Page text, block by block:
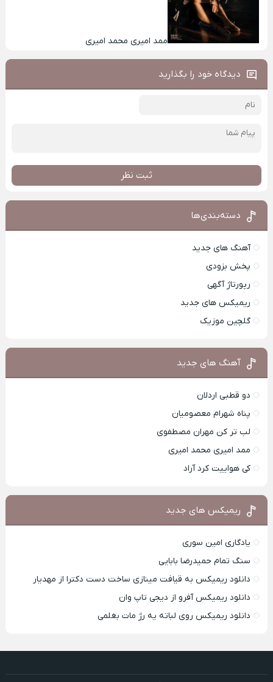
ممد امیری محمد امیری
دیدگاه خود را بگذارید
ثبت نظر
دسته‌بندی‌ها
آهنگ های جدید
پخش بزودی
رپورتاژ آگهی
ریمیکس های جدید
گلچین موزیک
آهنگ های جدید
دو قطبی اردلان
پناه شهرام معصومیان
لب تر کن مهران مصطفوی
ممد امیری محمد امیری
کی هواییت کرد آراد
ریمیکس های جدید
یادگاری امین سوری
سنگ تمام حمیدرضا بابایی
دانلود ریمیکس به قیافت مینازی ساخت دست دکترا از مهدیار
دانلود ریمیکس آفرو از ديجی تاپ وان
دانلود ریمیکس روی لباته یه رژ مات بغلمی